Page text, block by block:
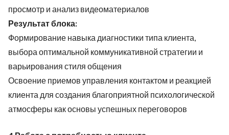
просмотр и анализ видеоматериалов
Результат блока:
Формирование навыка диагностики типа клиента,
выбора оптимальной коммуникативной стратегии и
варьирования стиля общения
Освоение приемов управления контактом и реакцией
клиента для создания благоприятной психологической
атмосферы как основы успешных переговоров